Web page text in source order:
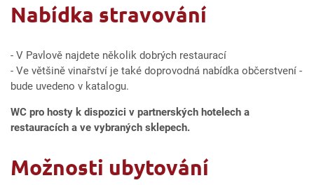
Nabídka stravování
- V Pavlově najdete několik dobrých restaurací
- Ve většině vinařství je také doprovodná nabídka občerstvení -
bude uvedeno v katalogu.
WC pro hosty k dispozici v partnerských hotelech a
restauracích a ve vybraných sklepech.
Možnosti ubytování